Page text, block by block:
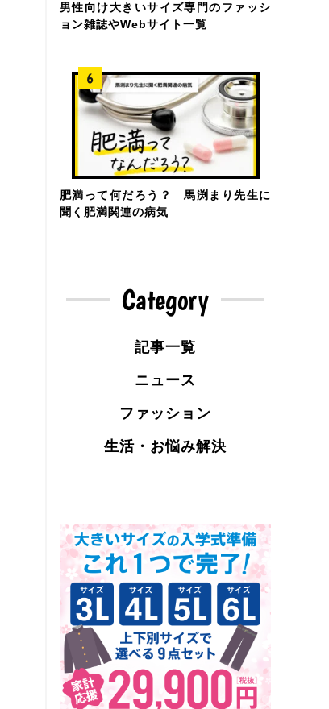
男性向け大きいサイズ専門のファッシ
ョン雑誌やWebサイト一覧
肥満って何だろう？ 馬渕まり先生に
聞く肥満関連の病気
Category
記事一覧
ニュース
ファッション
生活・お悩み解決